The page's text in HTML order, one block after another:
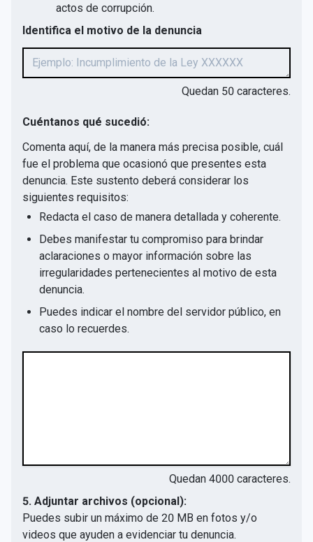
actos de corrupción.
Identifica el motivo de la denuncia
Quedan 50 caracteres.
Cuéntanos qué sucedió:
Comenta aquí, de la manera más precisa posible, cuál
fue el problema que ocasionó que presentes esta
denuncia. Este sustento deberá considerar los
siguientes requisitos:
Redacta el caso de manera detallada y coherente.
Debes manifestar tu compromiso para brindar
aclaraciones o mayor información sobre las
irregularidades pertenecientes al motivo de esta
denuncia.
Puedes indicar el nombre del servidor público, en
caso lo recuerdes.
Quedan 4000 caracteres.
5. Adjuntar archivos (opcional):
Puedes subir un máximo de 20 MB en fotos y/o
videos que ayuden a evidenciar tu denuncia.